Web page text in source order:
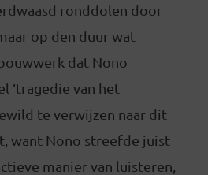
ronddolen door
op den duur wat
dat Nono
‘tragedie van het
te verwijzen naar dit
want Nono streefde juist
manier van luisteren,